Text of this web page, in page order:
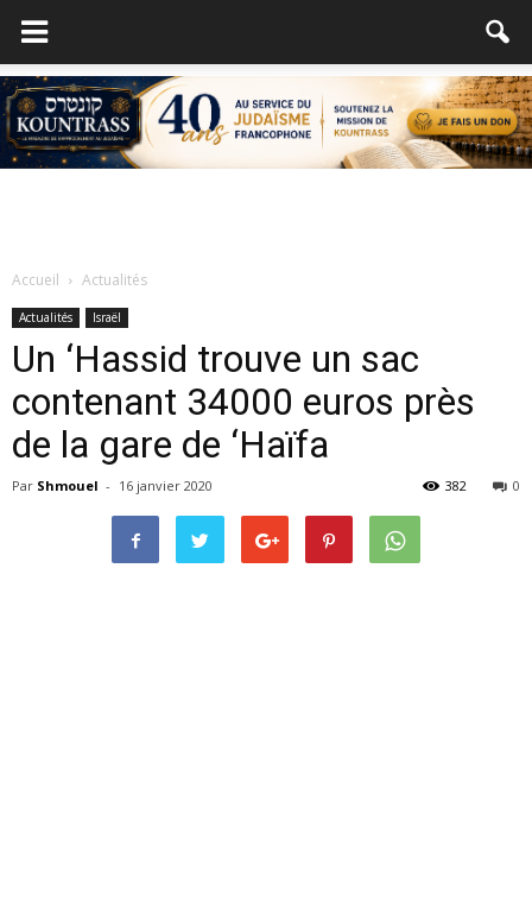
Accueil Actualités
Actualités Israël
Un ‘Hassid trouve un sac
contenant 34000 euros près
de la gare de ‘Haïfa
Par Shmouel - 16 janvier 2020 0
382